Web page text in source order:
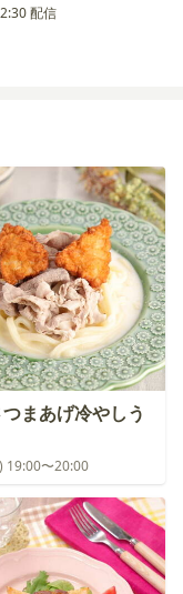
配信
まあげ冷やしう
19:00〜20:00